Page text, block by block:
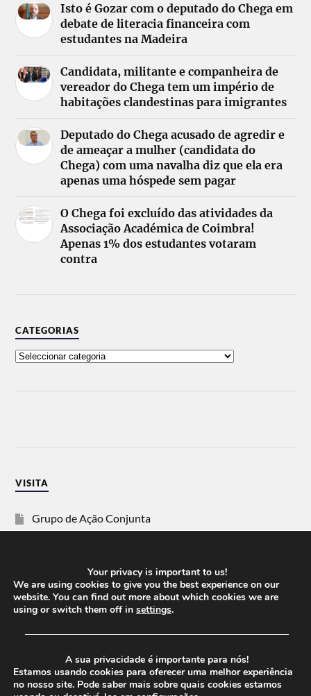
Isto é Gozar com o deputado do Chega em
debate de literacia financeira com
estudantes na Madeira
Candidata, militante e companheira de
vereador do Chega tem um império de
habitações clandestinas para imigrantes
Deputado do Chega acusado de agredir e
de ameaçar a mulher (candidata do
Chega) com uma navalha diz que ela era
apenas uma hóspede sem pagar
O Chega foi excluído das atividades da
Associação Académica de Coimbra!
Apenas 1% dos estudantes votaram
contra
CATEGORIAS
VISITA
Grupo de Ação Conjunta
Vida Justa
dezanove
Your privacy is important to us!
We are using cookies to give you the best experience on our
website. You can find out more about which cookies we are
using or switch them off in settings.
──────────────────────────────────────
A sua privacidade é importante para nós!
Estamos usando cookies para oferecer uma melhor experiência
no nosso site. Pode saber mais sobre quais cookies estamos